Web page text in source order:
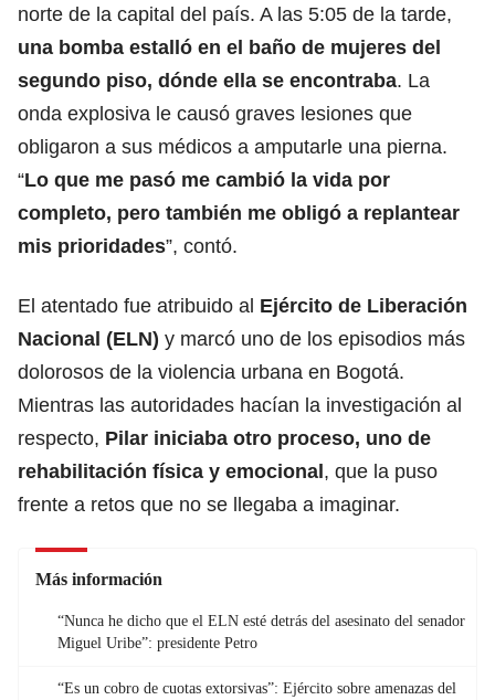
norte de la capital del país. A las 5:05 de la tarde,
una bomba estalló en el baño de mujeres del
segundo piso, dónde ella se encontraba. La
onda explosiva le causó graves lesiones que
obligaron a sus médicos a amputarle una pierna.
“Lo que me pasó me cambió la vida por
completo, pero también me obligó a replantear
mis prioridades”, contó.
El atentado fue atribuido al Ejército de Liberación
Nacional (ELN) y marcó uno de los episodios más
dolorosos de la violencia urbana en Bogotá.
Mientras las autoridades hacían la investigación al
respecto, Pilar iniciaba otro proceso, uno de
rehabilitación física y emocional, que la puso
frente a retos que no se llegaba a imaginar.
Más información
“Nunca he dicho que el ELN esté detrás del asesinato del senador
Miguel Uribe”: presidente Petro
“Es un cobro de cuotas extorsivas”: Ejército sobre amenazas del